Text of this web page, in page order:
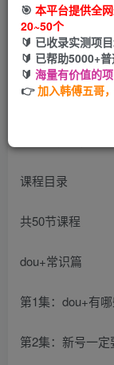
课程目录
共50节课程
dou+常识篇
第1集：dou+有
第2集：新号一
🎯 本平台提供全
20~50个
🔰 已收录实测项
🔰 已帮助5000+
🔰 海量有价值的
👉加入韩傅五哥